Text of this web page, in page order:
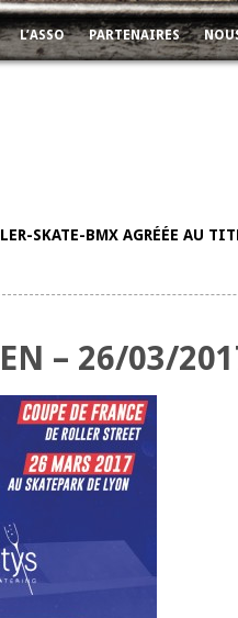
L’ASSO PARTENAIRES
SKATE-BMX AGRÉÉE AU
– 26/03/